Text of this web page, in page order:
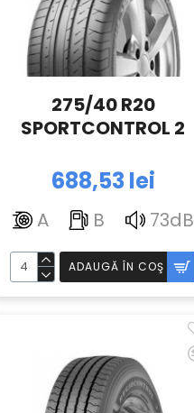
275/40 R20
SPORTCONTROL 2
688,53 lei
A B 73dB
ADAUGĂ ÎN COŞ